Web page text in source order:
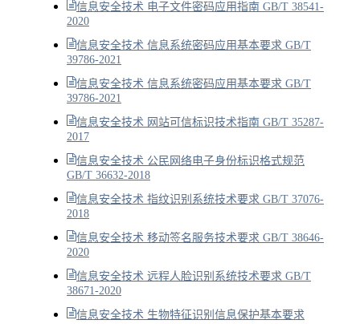
信息安全技术 电子文件密码应用指南 GB/T 38541-
2020
信息安全技术 信息系统密码应用基本要求 GB/T
39786-2021
信息安全技术 信息系统密码应用基本要求 GB/T
39786-2021
信息安全技术 网站可信标识技术指南 GB/T 35287-
2017
信息安全技术 公民网络电子身份标识格式规范
GB/T 36632-2018
信息安全技术 指纹识别系统技术要求 GB/T 37076-
2018
信息安全技术 移动签名服务技术要求 GB/T 38646-
2020
信息安全技术 远程人脸识别系统技术要求 GB/T
38671-2020
信息安全技术 生物特征识别信息保护基本要求